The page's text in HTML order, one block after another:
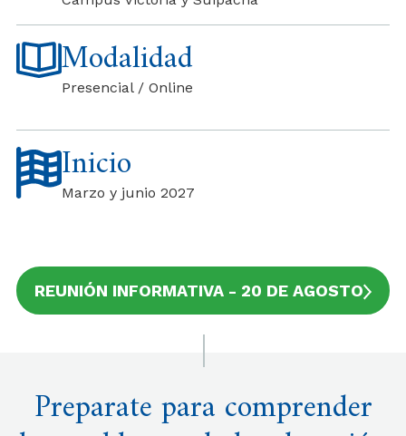
Modalidad
Presencial / Online
Inicio
Marzo y junio 2027
REUNIÓN INFORMATIVA - 20 DE AGOSTO
Preparate para comprender